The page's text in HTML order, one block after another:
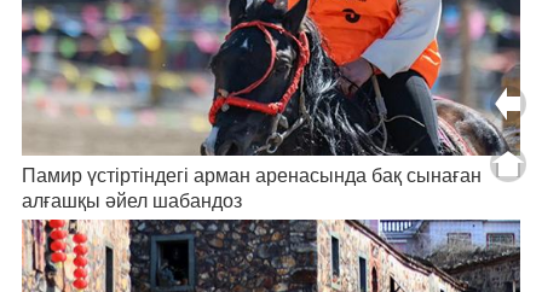
Памир үстіртіндегі арман аренасында бақ сынаған
алғашқы әйел шабандоз